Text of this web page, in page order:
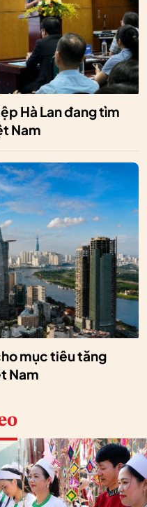
Hà Lan đang tìm
Nam
mục tiêu tăng
Nam